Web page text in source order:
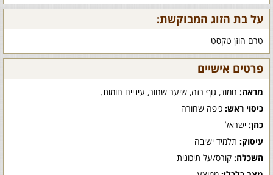
על בת הזוג המבוקשת:
טרם הוזן טקסט
פרטים אישיים
מראה: חמוד, גוף רזה, שיער שחור, עיניים חומות.
כיסוי ראש: כיפה שחורה
כהן: ישראל
עיסוק: תלמיד ישיבה
השכלה: קורס/על תיכונית